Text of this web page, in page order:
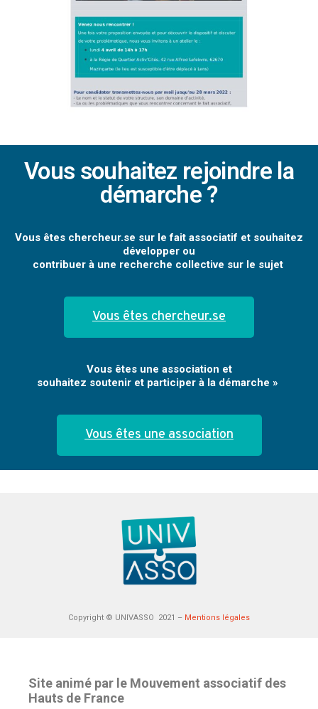
Vous souhaitez rejoindre la
démarche ?
Vous êtes chercheur.se sur le fait associatif et souhaitez
développer ou
contribuer à une recherche collective sur le sujet
Vous êtes chercheur.se
Vous êtes une association et
souhaitez soutenir et participer à la démarche »
Vous êtes une association
Copyright © UNIVASSO 2021 – Mentions légales
Site animé par le Mouvement associatif des
Hauts de France